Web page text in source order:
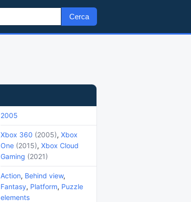
Cerca
2005
Xbox 360 (2005), Xbox
One (2015), Xbox Cloud
Gaming (2021)
Action, Behind view,
Fantasy, Platform, Puzzle
elements